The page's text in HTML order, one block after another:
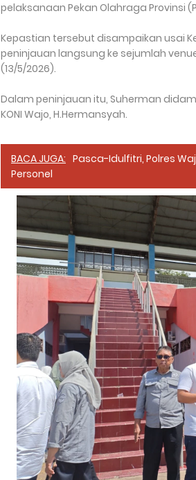
pelaksanaan Pekan Olahraga Provinsi
Kepastian tersebut disampaikan usai
peninjauan langsung ke sejumlah
(13/5/2026).
Dalam peninjauan itu, Suherman
KONI Wajo, H.Hermansyah.
BACA JUGA: Pasca-Idulfitri, Polres
Personel